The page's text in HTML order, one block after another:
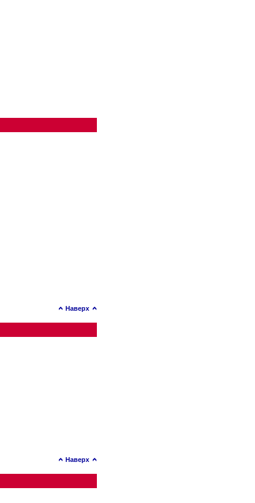
Наверх
Наверх